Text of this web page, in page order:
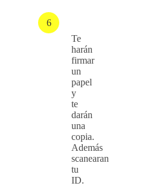
Te
harán
firmar
un
papel
y
te
darán
una
copia.
Además
scanearan
tu
ID.